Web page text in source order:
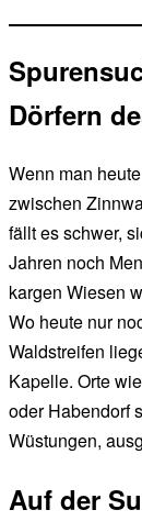
Dörfern
Wenn man
zwischen
fällt es schwer,
Jahren noch
kargen Wiesen
Wo heute nur
Waldstreifen
Kapelle. Orte
oder Habendorf
Wüstungen,
Auf der